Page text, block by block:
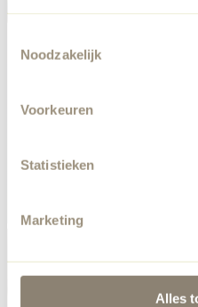
Noodzakelijk
Voorkeuren
Statistieken
Marketing
Alles